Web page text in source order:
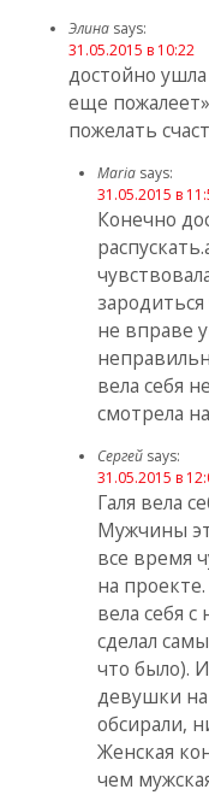
Элина says:
31.05.2015 в 10:22
достойно ушла
еще
пожелать
Maria says:
31.05.2015 в
Конечно
не вправе
вела себя
смотрела
Сергей says:
31.05.2015 в
Галя вела
Мужчины
все время
на
вела себя
сделал
что было).
девушки на
обсирали,
Женская
чем